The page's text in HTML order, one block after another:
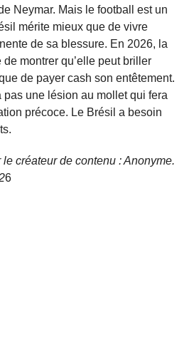
Neymar. Mais le football est un
mérite mieux que de vivre
de sa blessure. En 2026, la
montrer qu’elle peut briller
de payer cash son entêtement.
pas une lésion au mollet qui fera
précoce. Le Brésil a besoin
créateur de contenu : Anonyme.
6